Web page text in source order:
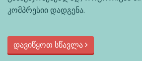
კომპრესიი დადგენა.
დავიწყოთ სწავლა